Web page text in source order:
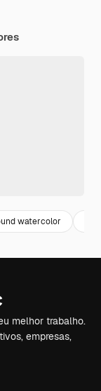
watercolor
melhor trabalho.
empresas,